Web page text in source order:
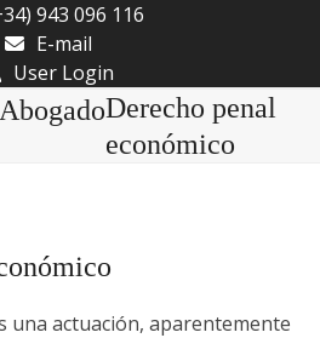
943 096 116
E-mail
User Login
Derecho penal
económico
una actuación, aparentemente